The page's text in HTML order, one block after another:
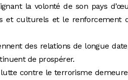
la volonté de son pays
et culturels et le renforcement
des relations de longue
de prospérer.
contre le terrorisme